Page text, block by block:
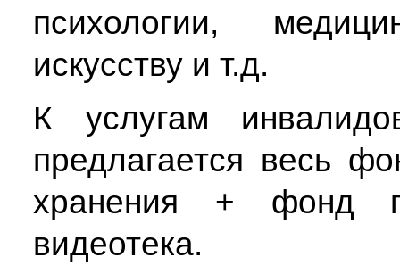
психологии,
искусству и т.д.
К услугам
предлагается весь
хранения + фонд
видеотека.